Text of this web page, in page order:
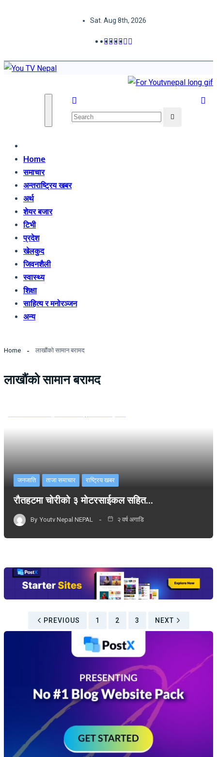
Sat. Aug 8th, 2026
Home
समाचार
अन्तराष्ट्रिय खबर
अर्थ
शेयर बजार
टिभी
प्रदेश
खेलकुद
जिवनशैली
स्वास्थ्य
शिक्षा
साहित्य र मनोरञ्जन
अन्य
Home लाखौंको सामान बरामद
लाखौंको सामान बरामद
जनजाति ताजा समाचार राष्ट्रिय खबर
रौतहटमा चोरीको ३ मोटरसाईकल सहित…
By Youtv Nepal NEPAL २ वर्ष अगाडि
PREVIOUS 1 2 3 NEXT